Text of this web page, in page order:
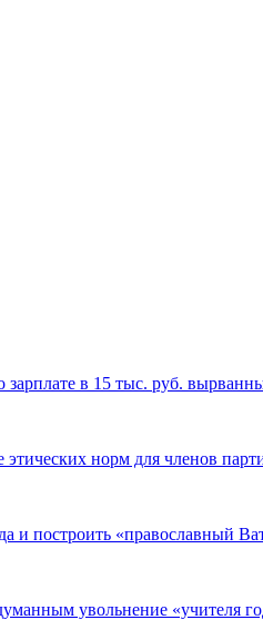
в 15 тыс. руб.
этических норм для членов
и построить «православный
увольнение «учителя